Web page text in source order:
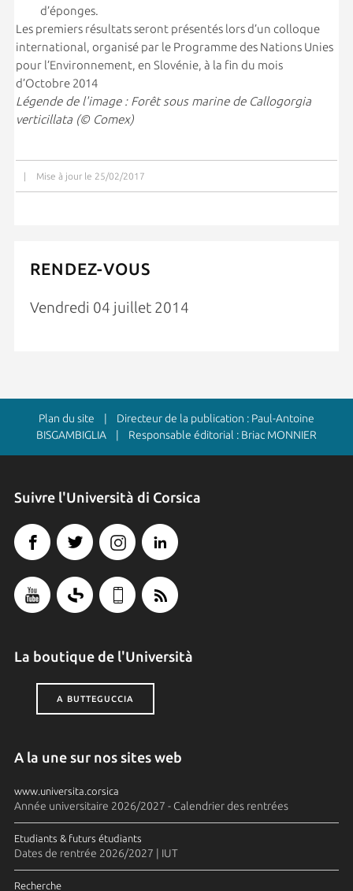
d’éponges.
Les premiers résultats seront présentés lors d’un colloque
international, organisé par le Programme des Nations Unies
pour l’Environnement, en Slovénie, à la fin du mois
d’Octobre 2014
Légende de l'image : Forêt sous marine de Callogorgia
verticillata (© Comex)
| Mise à jour le 25/02/2017
RENDEZ-VOUS
Vendredi 04 juillet 2014
Plan du site | Directeur de la publication : Paul-Antoine
BISGAMBIGLIA | Responsable éditorial : Briac MONNIER
Suivre l'Università di Corsica
La boutique de l'Università
A BUTTEGUCCIA
A la une sur nos sites web
www.universita.corsica
Année universitaire 2026/2027 - Calendrier des rentrées
Etudiants & futurs étudiants
Dates de rentrée 2026/2027 | IUT
Recherche